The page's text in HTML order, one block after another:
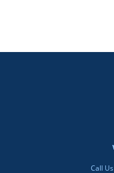
Call